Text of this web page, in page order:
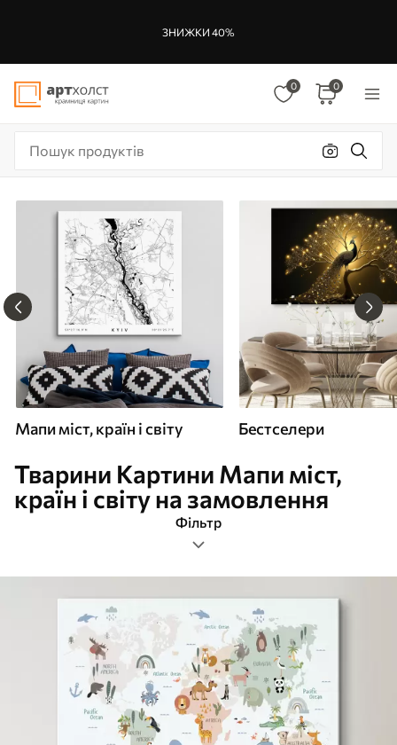
ЗНИЖКИ 40%
0 0
Мапи міст, країн і світу Бестселери
Тварини Картини Мапи міст,
країн і світу на замовлення
Фільтр
тварини
Формат зображення
Картини Мапи міст, країн і світу
Найпопулярніші
Очистити фільтр